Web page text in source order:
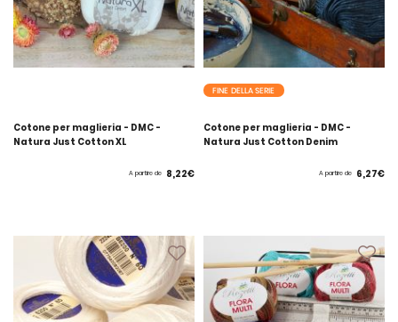
Cotone per maglieria - DMC -
Natura Just Cotton XL
A partire de 8,22€
FINE DELLA SERIE
Cotone per maglieria - DMC -
Natura Just Cotton Denim
A partire de 6,27€